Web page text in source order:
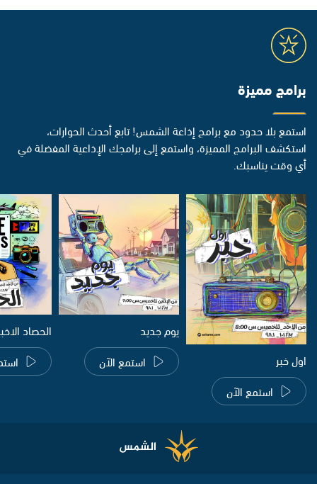
برامج مميزة
استمع بلا حدود مع برامج إذاعة الشمس! تابع أحدث الحوارات،
استكشف البرامج المميزة، واستمع إلى برامجك الإذاعية المفضلة في
أي وقت يناسبك.
اول خبر
استمع الآن
يوم جديد
استمع الآن
الحصاد